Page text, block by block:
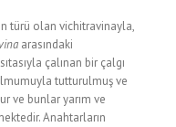
türü olan vichitravinayla,
arasındaki
çalınan bir çalgı
tutturulmuş ve
ve bunlar yarım ve
Anahtarların